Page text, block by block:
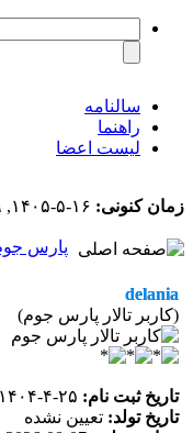
سالنامه
راهنما
لیست اعضا
زمان کنونی: ۱۶-۵-۱۴۰۵, ۱۱:۱۹ عصر
پارس
delania
(کاربر تالار پارس جوم)
تاریخ ثبت نام: ۲۵-۴-۱۴۰۴
تاریخ تولد: تعیین نشده